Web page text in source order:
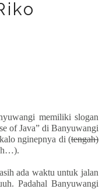
memiliki slogan
of Java” di Banyuwangi
nginepnya di (tengah)
ada waktu untuk jalan
Padahal Banyuwangi